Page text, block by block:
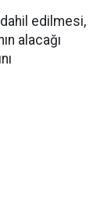
edilmesi,
alacağı